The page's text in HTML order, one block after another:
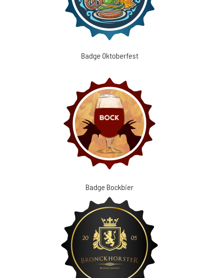
Badge Oktoberfest
Badge Bockbier